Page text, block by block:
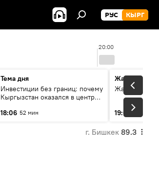
РУС КЫРГ
20:00
Тема дня
Инвестиции без границ: почему
Кыргызстан оказался в центре
18:06 52 мин
Жаңылыктар
19:01 11 мин
г. Бишкек 89.3